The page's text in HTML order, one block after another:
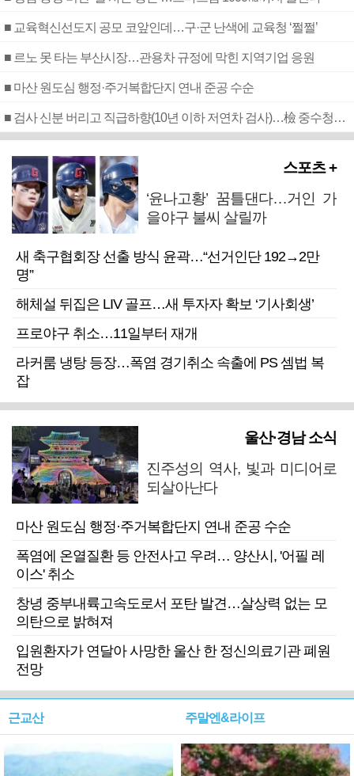
■ 교육혁신선도지 공모 코앞인데…구·군 난색에 교육청 ‘쩔쩔’
■ 르노 못 타는 부산시장…관용차 규정에 막힌 지역기업 응원
■ 마산 원도심 행정·주거복합단지 연내 준공 수순
■ 검사 신분 버리고 직급하향(10년 이하 저연차 검사)…檢 중수청행 기피
스포츠 +
‘윤나고황’ 꿈틀댄다…거인 가
을야구 불씨 살릴까
새 축구협회장 선출 방식 윤곽…“선거인단 192→2만
명”
해체설 뒤집은 LIV 골프…새 투자자 확보 ‘기사회생’
프로야구 취소…11일부터 재개
라커룸 냉탕 등장…폭염 경기취소 속출에 PS 셈법 복
잡
울산·경남 소식
진주성의 역사, 빛과 미디어로
되살아난다
마산 원도심 행정·주거복합단지 연내 준공 수순
폭염에 온열질환 등 안전사고 우려… 양산시, '어필 레
이스' 취소
창녕 중부내륙고속도로서 포탄 발견…살상력 없는 모
의탄으로 밝혀져
입원환자가 연달아 사망한 울산 한 정신의료기관 폐원
전망
근교산 주말엔&라이프